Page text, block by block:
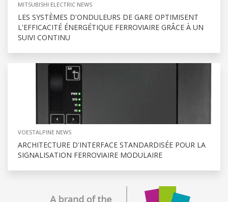
MITSUBISHI ELECTRIC NEWS
LES SYSTÈMES D'ONDULEURS DE GARE OPTIMISENT
L'EFFICACITÉ ÉNERGÉTIQUE FERROVIAIRE GRÂCE À UN
SUIVI CONTINU
VOESTALPINE NEWS
ARCHITECTURE D'INTERFACE STANDARDISÉE POUR LA
SIGNALISATION FERROVIAIRE MODULAIRE